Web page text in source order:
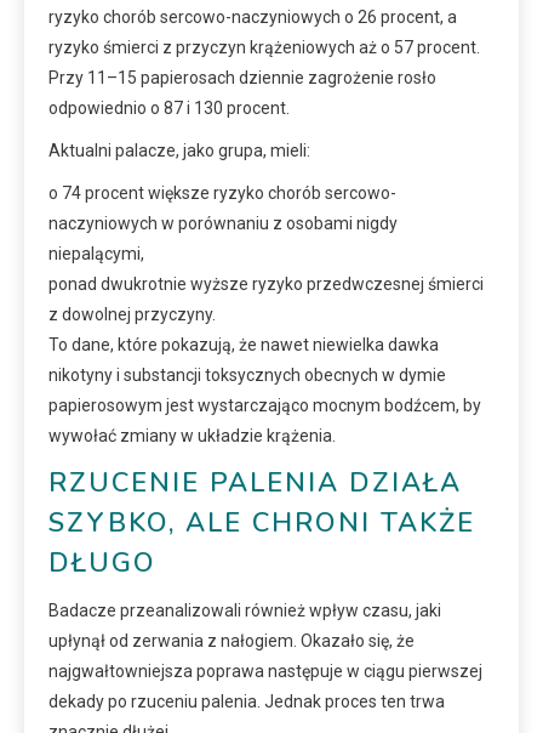
ryzyko chorób sercowo-naczyniowych o 26 procent, a
ryzyko śmierci z przyczyn krążeniowych aż o 57 procent.
Przy 11–15 papierosach dziennie zagrożenie rosło
odpowiednio o 87 i 130 procent.
Aktualni palacze, jako grupa, mieli:
o 74 procent większe ryzyko chorób sercowo-
naczyniowych w porównaniu z osobami nigdy
niepalącymi,
ponad dwukrotnie wyższe ryzyko przedwczesnej śmierci
z dowolnej przyczyny.
To dane, które pokazują, że nawet niewielka dawka
nikotyny i substancji toksycznych obecnych w dymie
papierosowym jest wystarczająco mocnym bodźcem, by
wywołać zmiany w układzie krążenia.
RZUCENIE PALENIA DZIAŁA
SZYBKO, ALE CHRONI TAKŻE
DŁUGO
Badacze przeanalizowali również wpływ czasu, jaki
upłynął od zerwania z nałogiem. Okazało się, że
najgwałtowniejsza poprawa następuje w ciągu pierwszej
dekady po rzuceniu palenia. Jednak proces ten trwa